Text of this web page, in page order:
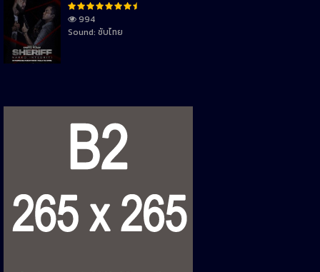
994
Sound: ซับไทย